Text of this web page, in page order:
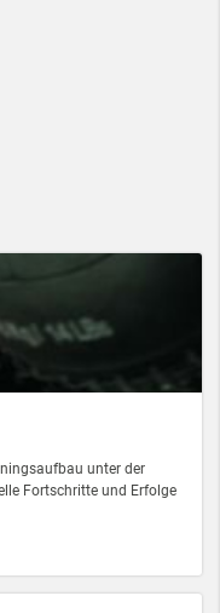
unter der
Fortschritte und Erfolge